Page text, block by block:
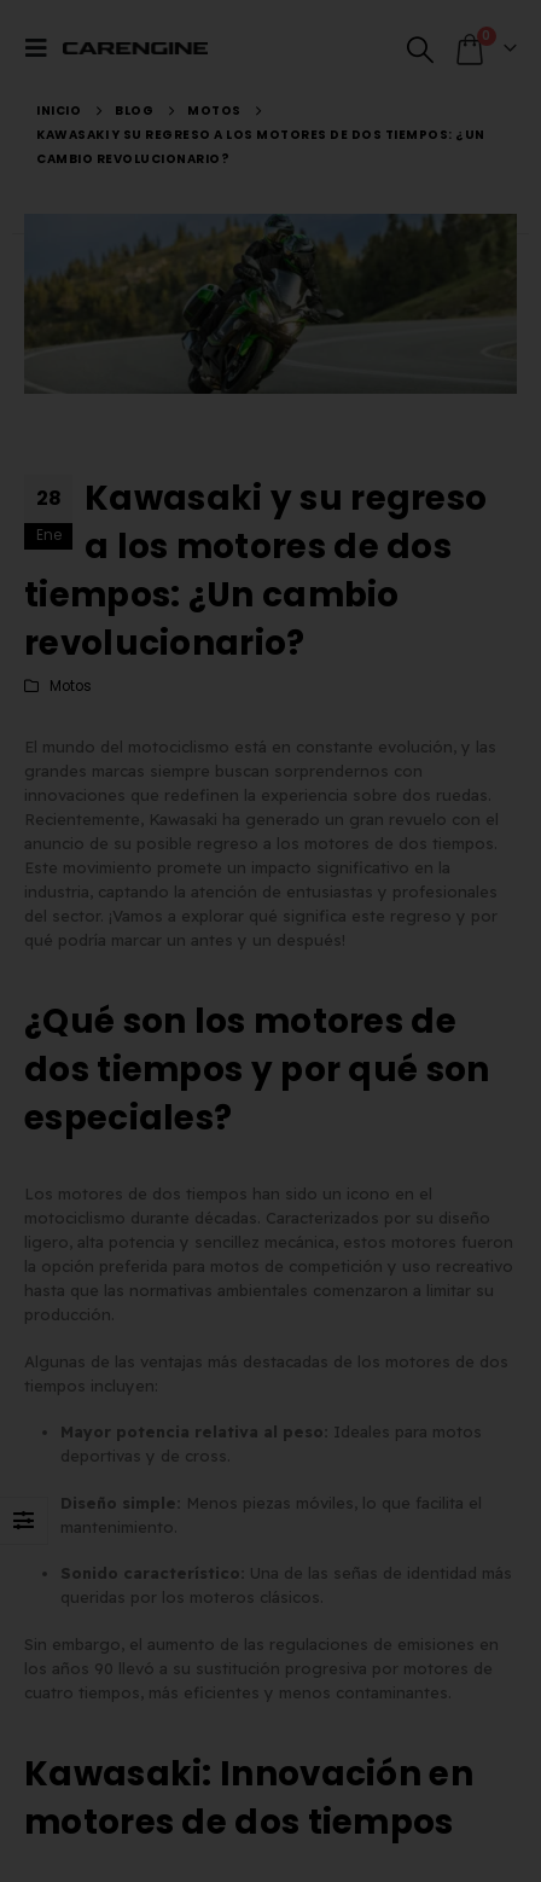
0
INICIO BLOG
MOTOS
KAWASAKI Y SU REGRESO A LOS MOTORES DE DOS TIEMPOS: ¿UN
CAMBIO REVOLUCIONARIO?
28
Ene
Kawasaki y su regreso
a los motores de dos
tiempos: ¿Un cambio
revolucionario?
Motos
El mundo del motociclismo está en constante evolución, y las
grandes marcas siempre buscan sorprendernos con
innovaciones que redefinen la experiencia sobre dos ruedas.
Recientemente, Kawasaki ha generado un gran revuelo con el
anuncio de su posible regreso a los motores de dos tiempos.
Este movimiento promete un impacto significativo en la
industria, captando la atención de entusiastas y profesionales
del sector. ¡Vamos a explorar qué significa este regreso y por
qué podría marcar un antes y un después!
¿Qué son los motores de
dos tiempos y por qué son
especiales?
Los motores de dos tiempos han sido un icono en el
motociclismo durante décadas. Caracterizados por su diseño
ligero, alta potencia y sencillez mecánica, estos motores fueron
la opción preferida para motos de competición y uso recreativo
hasta que las normativas ambientales comenzaron a limitar su
producción.
Algunas de las ventajas más destacadas de los motores de dos
tiempos incluyen:
Mayor potencia relativa al peso:
Ideales para motos
deportivas y de cross.
Diseño simple:
Menos piezas móviles, lo que facilita el
mantenimiento.
Sonido característico:
Una de las señas de identidad más
queridas por los moteros clásicos.
Sin embargo, el aumento de las regulaciones de emisiones en
los años 90 llevó a su sustitución progresiva por motores de
cuatro tiempos, más eficientes y menos contaminantes.
Kawasaki: Innovación en
motores de dos tiempos
Ciclomotor y Patinete:
mayo de 2026
Matrícula para Patinete
Comprarla | Carengine
mayo de 2026
proveedores vs. Instalar
2 de junio de 2026
matrícula en España
el BOE)
2 de junio de 2026